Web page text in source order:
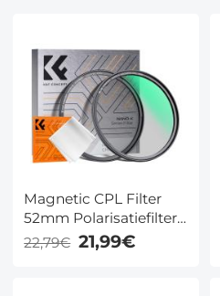
Magnetic CPL Filter
52mm Polarisatiefilter
Ultradun Optisch Glas
met 18 Meerlaagse
22,79€ 21,99€